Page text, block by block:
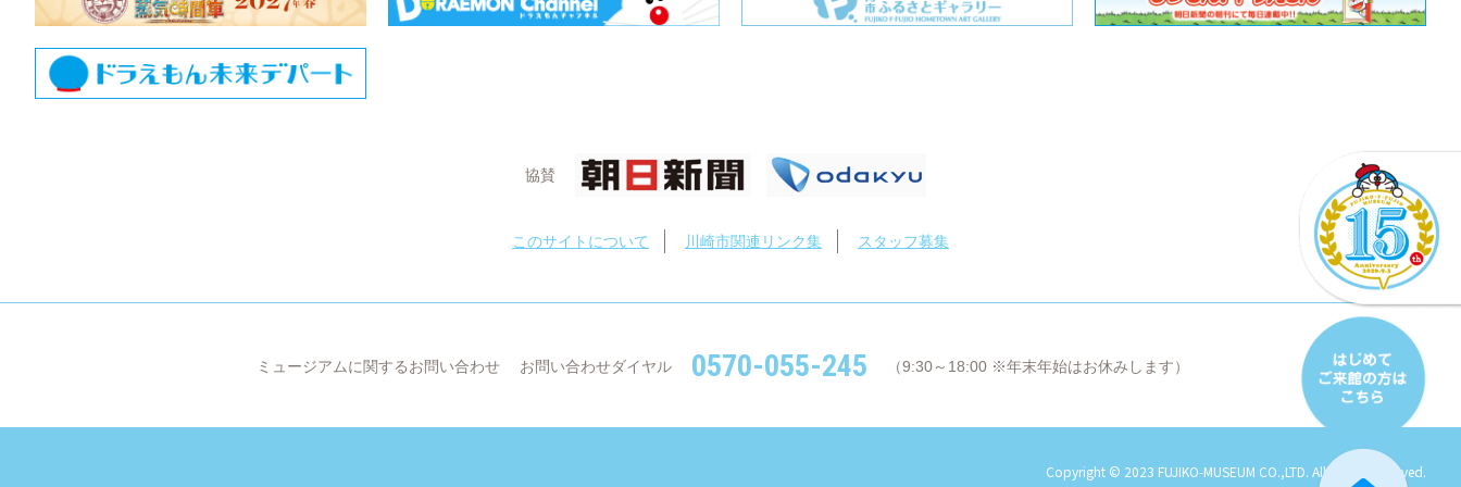
協賛
このサイトについて 川崎市関連リンク集 スタッフ募集
ミュージアムに関するお問い合わせ お問い合わせダイヤル 0570-055-245 （9:30～18:00 ※年末年始はお休みします）
Copyright © 2023 FUJIKO-MUSEUM CO.,LTD. All Rights Reserved.